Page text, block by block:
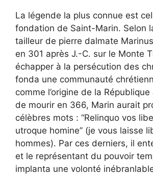
La légende la plus connue est
fondation de Saint-Marin. Selon
tailleur de pierre dalmate
en 301 après J.-C. sur le Monte
échapper à la persécution des
fonda une communauté
comme l’origine de la
de mourir en 366, Marin aurait
célèbres mots : “Relinquo vos
utroque homine” (je vous laisse
hommes). Par ces derniers, il
et le représentant du pouvoir
implanta une volonté